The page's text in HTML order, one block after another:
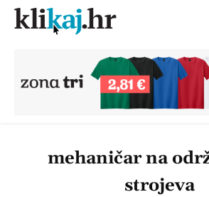
mehaničar na
strojeva